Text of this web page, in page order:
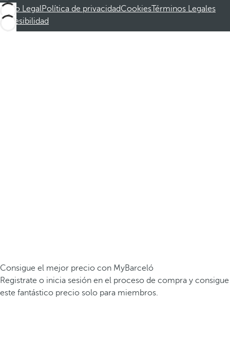
Aviso LegalPolítica de privacidadCookiesTérminos Legales
Accesibilidad
Consigue el mejor precio con MyBarceló
Registrate o inicia sesión en el proceso de compra y consigue
este fantástico precio solo para miembros.